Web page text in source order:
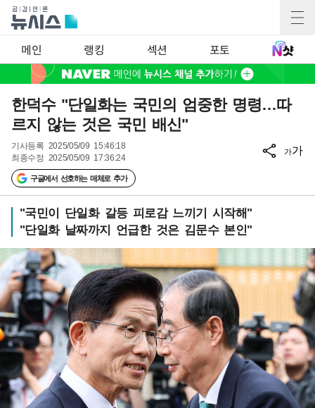
메인 랭킹 섹션 포토
한덕수 "단일화는 국민의 엄중한 명령…따
르지 않는 것은 국민 배신"
기사등록 2025/05/09 15:46:18
최종수정 2025/05/09 17:36:24
구글에서 선호하는 매체로 추가
가가
"국민이 단일화 갈등 피로감 느끼기 시작해"
"단일화 날짜까지 언급한 것은 김문수 본인"